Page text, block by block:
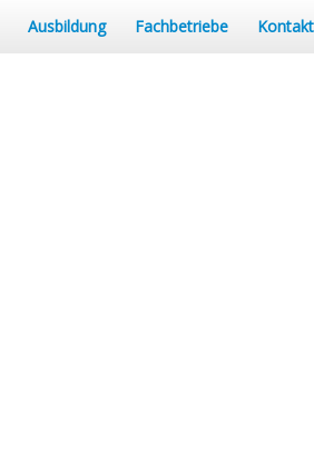
Ausbildung Fachbetriebe Kontakt